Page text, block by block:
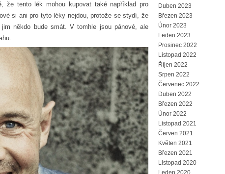
že tento lék mohou kupovat také například pro
si ani pro tyto léky nejdou, protože se stydí, že
někdo bude smát. V tomhle jsou pánové, ale
Duben 2023
Březen 2023
Únor 2023
Leden 2023
Prosinec 2022
Listopad 2022
Říjen 2022
Srpen 2022
Červenec 2022
Duben 2022
Březen 2022
Únor 2022
Listopad 2021
Červen 2021
Květen 2021
Březen 2021
Listopad 2020
Leden 2020